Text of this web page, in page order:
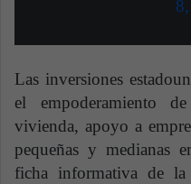
Las inversiones
el empoderamiento
vivienda, apoyo a
pequeñas y medianas
ficha informativa de la